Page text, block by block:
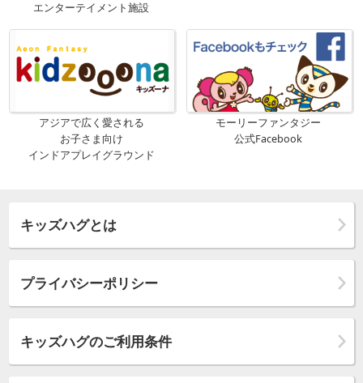
エンターテイメント施設
アジアで広く愛される
お子さま向け
インドアプレイグラウンド
モーリーファンタジー
公式Facebook
キッズハグとは
プライバシーポリシー
キッズハグのご利用条件